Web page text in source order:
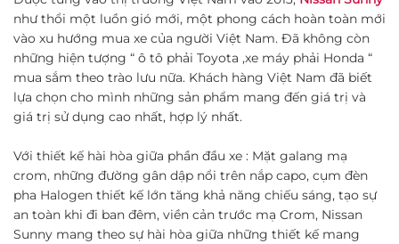
như thổi một luồn gió mới, một phong cách hoàn toàn mới
vào xu hướng mua xe của người Việt Nam. Đã không còn
những hiện tượng “ ô tô phải Toyota ,xe máy phải Honda “
mua sắm theo trào lưu nữa. Khách hàng Việt Nam đã biết
lựa chọn cho mình những sản phẩm mang đến giá trị và
giá trị sử dụng cao nhất, hợp lý nhất.
Với thiết kế hài hòa giữa phần đầu xe : Mặt galang mạ
crom, những đường gân dập nổi trên nắp capo, cụm đèn
pha Halogen thiết kế lớn tăng khả năng chiếu sáng, tạo sự
an toàn khi đi ban đêm, viền cản trước mạ Crom, Nissan
Sunny mang theo sự hài hòa giữa những thiết kế mang